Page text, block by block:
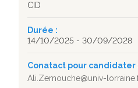
CID
Durée :
14/10/2025 - 30/09/2028
Conatact pour candidater
Ali.Zemouche@univ-